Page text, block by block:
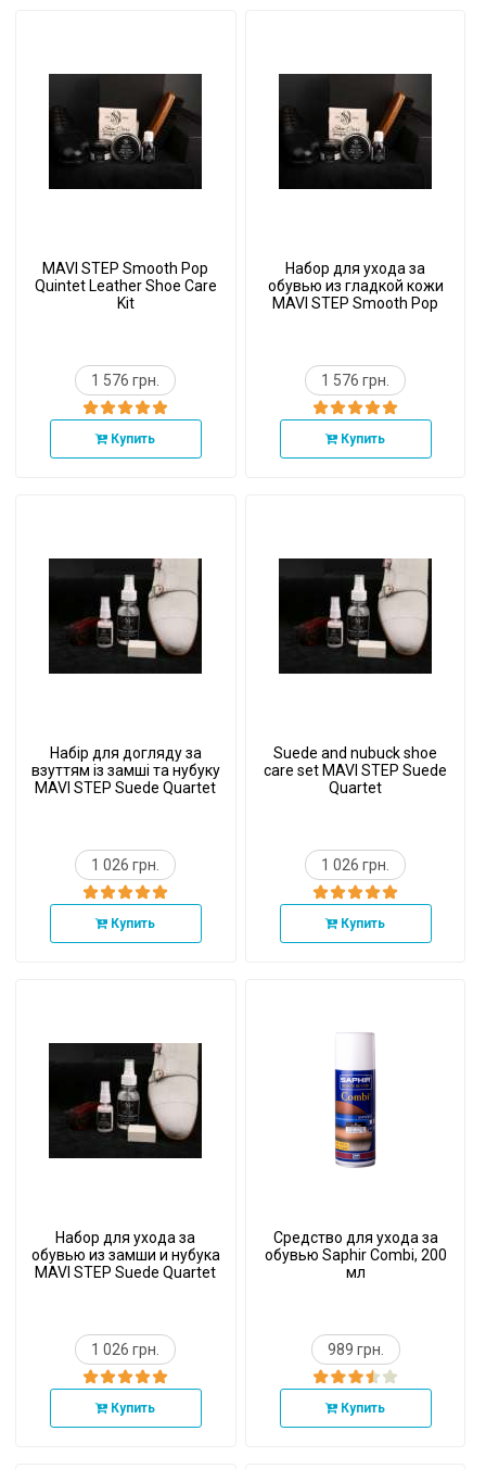
MAVI STEP Smooth Pop
Quintet Leather Shoe Care
Kit
1 576 грн.
Купить
Набор для ухода за
обувью из гладкой кожи
MAVI STEP Smooth Pop
1 576 грн.
Купить
Набір для догляду за
взуттям із замші та нубуку
MAVI STEP Suede Quartet
1 026 грн.
Купить
Suede and nubuck shoe
care set MAVI STEP Suede
Quartet
1 026 грн.
Купить
Набор для ухода за
обувью из замши и нубука
MAVI STEP Suede Quartet
1 026 грн.
Купить
Средство для ухода за
обувью Saphir Combi, 200
мл
989 грн.
Купить